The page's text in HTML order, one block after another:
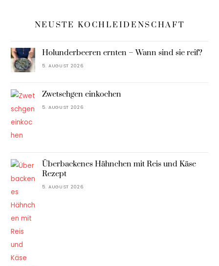
NEUSTE KOCHLEIDENSCHAFT
Holunderbeeren ernten – Wann sind sie reif?
5. AUGUST 2026
Zwetschgen einkochen
5. AUGUST 2026
Überbackenes Hähnchen mit Reis und Käse
Rezept
5. AUGUST 2026